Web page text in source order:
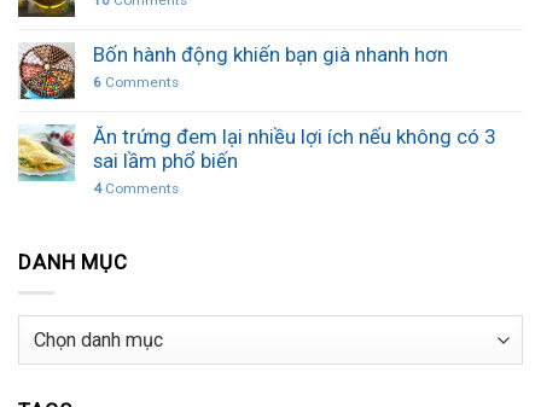
Bốn hành động khiến bạn già nhanh hơn
6 Comments
Ăn trứng đem lại nhiều lợi ích nếu không có 3
sai lầm phổ biến
4Comments
DANH MỤC
Danh